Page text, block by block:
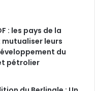
: les pays de la
mutualiser leurs
du
pétrolier